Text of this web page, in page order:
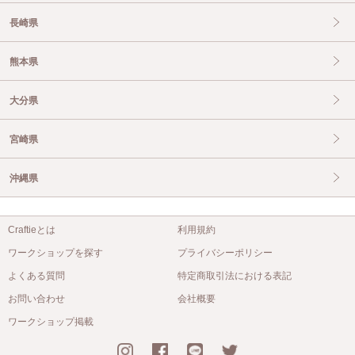
長崎県
熊本県
大分県
宮崎県
沖縄県
Craftieとは
ワークショップを探す
よくある質問
お問い合わせ
ワークショップ掲載
利用規約
プライバシーポリシー
特定商取引法における表記
会社概要